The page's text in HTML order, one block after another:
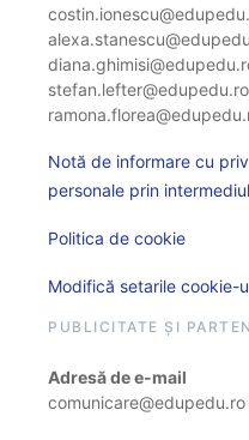
stefan.lefter@edupedu.ro
Notă de informare cu
personale prin
Politica de cookie
Modifică setarile cookie-
PUBLICITATE ȘI
Adresă de e-mail
comunicare@edupedu.ro